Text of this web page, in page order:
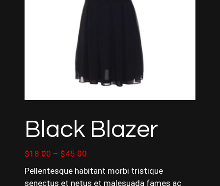
Black Blazer
$18.00 – $45.00
range:
Pellentesque habitant morbi tristique
senectus et netus et malesuada fames ac